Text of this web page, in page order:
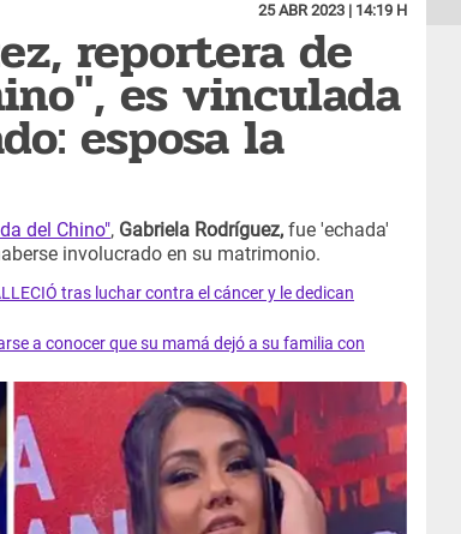
25 ABR 2023 | 14:19 H
reportera de
es vinculada
esposa la
del Chino", Gabriela Rodríguez, fue 'echada'
involucrado en su matrimonio.
tras luchar contra el cáncer y le dedican
a conocer que su mamá dejó a su familia con